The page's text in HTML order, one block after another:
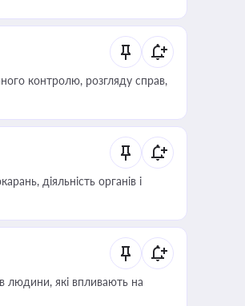
контролю, розгляду справ,
діяльність органів і
людини, які впливають на